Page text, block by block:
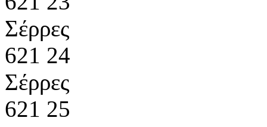
Σέρρες
621 24
Σέρρες
621 25